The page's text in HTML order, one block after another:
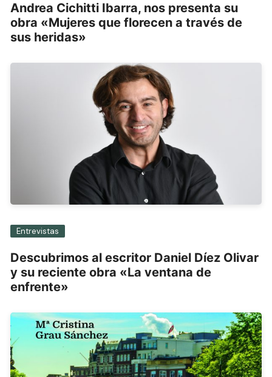
Andrea Cichitti Ibarra, nos presenta su
obra «Mujeres que florecen a través de
sus heridas»
Entrevistas
Descubrimos al escritor Daniel Díez Olivar
y su reciente obra «La ventana de
enfrente»